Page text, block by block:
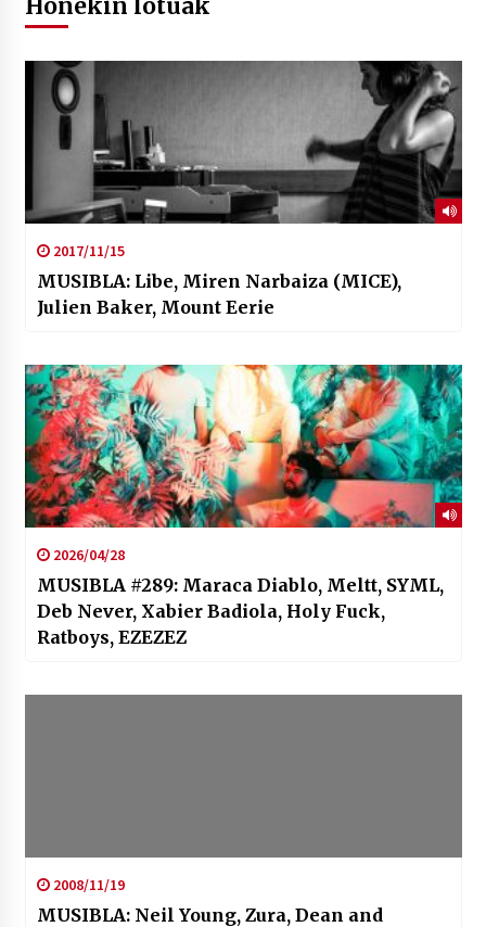
2017/11/15
MUSIBLA: Libe, Miren Narbaiza (MICE),
Julien Baker, Mount Eerie
2026/04/28
MUSIBLA #289: Maraca Diablo, Meltt, SYML,
Deb Never, Xabier Badiola, Holy Fuck,
Ratboys, EZEZEZ
2008/11/19
MUSIBLA: Neil Young, Zura, Dean and